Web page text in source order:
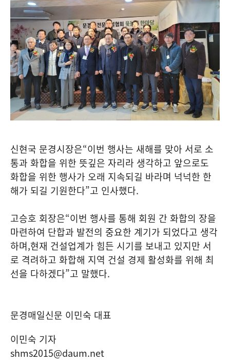
신현국 문경시장은“이번 행사는 새해를 맞아 서로 소
통과 화합을 위한 뜻깊은 자리라 생각하고 앞으로도
화합을 위한 행사가 오래 지속되길 바라며 넉넉한 한
해가 되길 기원한다”고 인사했다.
고승호 회장은“이번 행사를 통해 회원 간 화합의 장을
마련하여 단합과 발전의 중요한 계기가 되었다고 생각
하며,현재 건설업계가 힘든 시기를 보내고 있지만 서
로 격려하고 화합해 지역 건설 경제 활성화를 위해 최
선을 다하겠다”고 말했다.
문경매일신문 이민숙 대표
이민숙 기자
shms2015@daum.net